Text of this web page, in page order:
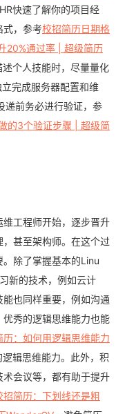
快速了解你的项目经
式，参考校招简历日期格
20%通过率 | 超级简历
个人技能时，尽量量化
完成服务器配置和维
递前务必进行验证，参
的3个验证步骤 | 超级简
工程师开始，逐步晋升
甚至架构师。在这个过
除了掌握基本的Linu
新的技术，例如云计
也同样重要，例如沟通
秀的逻辑思维能力也能
历：如何用逻辑思维能力
辑思维能力。此外，积
会议等，都有助于提升
招简历：下划线还是粗